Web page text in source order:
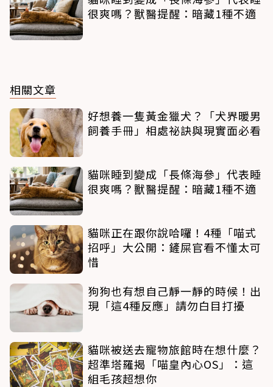
很爽嗎？獸醫提醒：暗藏1種不適
相關文章
好想養一隻黃金獵犬？「犬界暖男
飼養手冊」相處祕訣與現實面必看
貓咪睡到變成「長條海參」代表睡
很爽嗎？獸醫提醒：暗藏1種不適
貓咪正在跟你說哈囉！4種「喵式
招呼」大公開：鏟屎官看不懂太可
惜
狗狗也有想自己靜一靜的時候！出
現「這4種反應」請勿白目打擾
貓咪被送去寵物旅館時在想什麼？
超準塔羅揭「喵皇內心OS」：這
組毛孩超想你